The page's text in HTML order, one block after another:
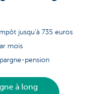
jusqu’à 735 euros
mois
pension
à long